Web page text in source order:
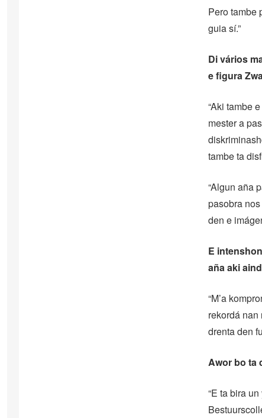
Pero tambe
guia sí.”
Di vários
e figura
“Aki tambe
mester a
tambe ta
“Algun aña
pasobra
den e
E
aña aki
“M’a
rekordá
drenta den
Awor bo ta
“E ta bira